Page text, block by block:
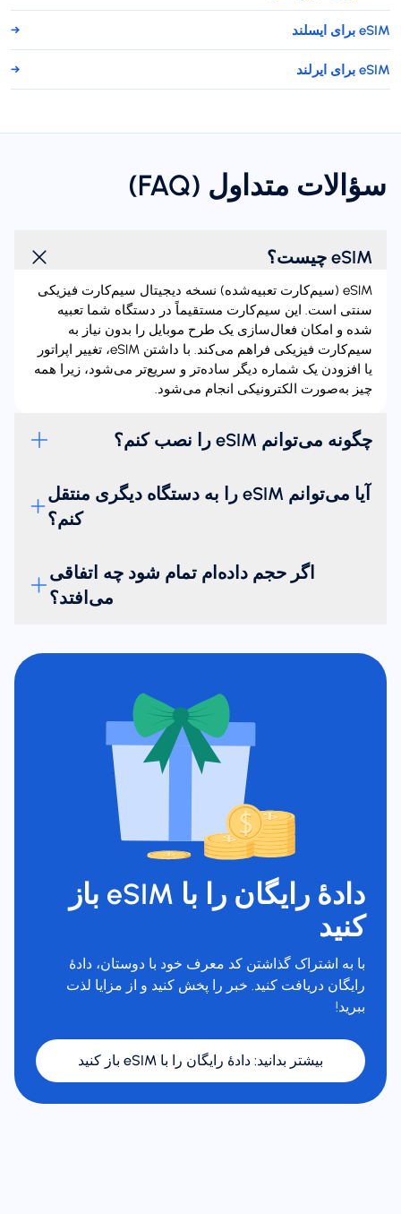
eSIM برای ایسلند →
eSIM برای ایرلند →
سؤالات متداول (FAQ)
eSIM چیست؟
eSIM (سیم‌کارت تعبیه‌شده) نسخه دیجیتال سیم‌کارت فیزیکی
سنتی است. این سیم‌کارت مستقیماً در دستگاه شما تعبیه
شده و امکان فعال‌سازی یک طرح موبایل را بدون نیاز به
سیم‌کارت فیزیکی فراهم می‌کند. با داشتن eSIM، تغییر اپراتور
یا افزودن یک شماره دیگر ساده‌تر و سریع‌تر می‌شود، زیرا همه
چیز به‌صورت الکترونیکی انجام می‌شود.
چگونه می‌توانم eSIM را نصب کنم؟
آیا می‌توانم eSIM را به دستگاه دیگری منتقل
کنم؟
اگر حجم داده‌ام تمام شود چه اتفاقی
می‌افتد؟
دادهٔ رایگان را با eSIM باز
کنید
با به اشتراک گذاشتن کد معرف خود با دوستان، دادهٔ
رایگان دریافت کنید. خبر را پخش کنید و از مزایا لذت
ببرید!
بیشتر بدانید: دادهٔ رایگان را با eSIM باز کنید